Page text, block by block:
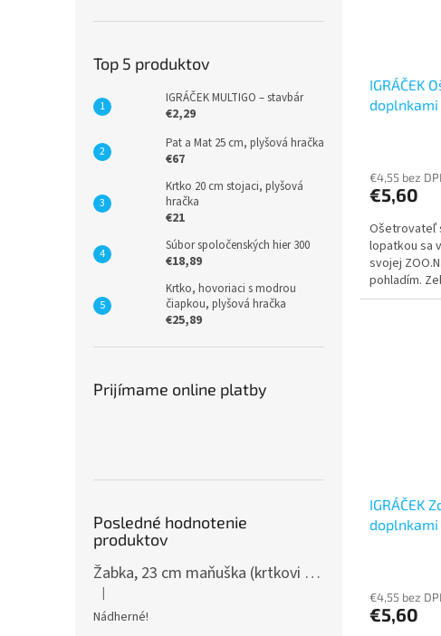
Top 5 produktov
IGRÁČEK MULTIGO – stavbár
€2,29
Pat a Mat 25 cm, plyšová hračka
€67
Krtko 20 cm stojaci, plyšová
hračka
€21
Súbor spoločenských hier 300
€18,89
Krtko, hovoriaci s modrou
čiapkou, plyšová hračka
€25,89
Prijímame online platby
Posledné hodnotenie
produktov
Žabka, 23 cm maňuška (krtkovi kamaráti)
Hodnotenie produktu je 5 z 5 hviezdičiek.
|
Nádherné!
IGRÁČEK
doplnkami
€4,55 bez
€5,60
Ošetrovateľ
lopatkou sa
svojej
pohladím.
IGRÁČEK
doplnkami
€4,55 bez
€5,60